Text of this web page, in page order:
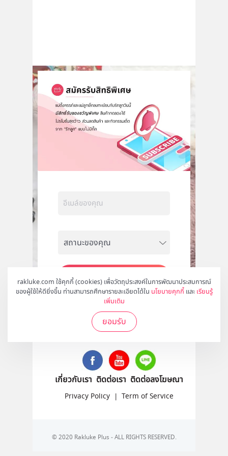
rakluke.com ใช้คุกกี้ (cookies) เพื่อวัตถุประสงค์ในการพัฒนาประสบการณ์
ของผู้ใช้ให้ดียิ่งขึ้น ท่านสามารถศึกษารายละเอียดได้ใน นโยบายคุกกี้ และ เรียนรู้
เพิ่มเติม
ยอมรับ
สมัคร
ติดตามเราได้ที่
เกี่ยวกับเรา ติดต่อเรา ติดต่อลงโฆษณา
Privacy Policy | Term of Service
© 2020 Rakluke Plus - ALL RIGHTS RESERVED.